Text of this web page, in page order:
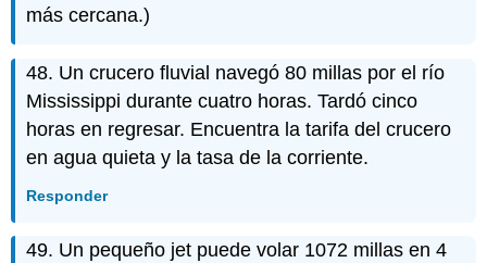
más cercana.)
48. Un crucero fluvial navegó 80 millas por el río
Mississippi durante cuatro horas. Tardó cinco
horas en regresar. Encuentra la tarifa del crucero
en agua quieta y la tasa de la corriente.
Responder
49. Un pequeño jet puede volar 1072 millas en 4